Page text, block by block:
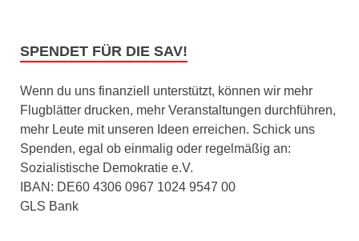
SPENDET FÜR DIE SAV!
Wenn du uns finanziell unterstützt, können wir mehr
Flugblätter drucken, mehr Veranstaltungen durchführen,
mehr Leute mit unseren Ideen erreichen. Schick uns
Spenden, egal ob einmalig oder regelmäßig an:
Sozialistische Demokratie e.V.
IBAN: DE60 4306 0967 1024 9547 00
GLS Bank